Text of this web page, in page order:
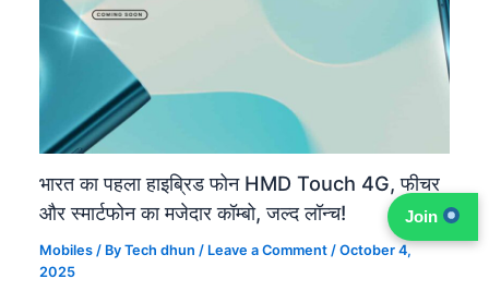
भारत का पहला हाइब्रिड फोन HMD Touch 4G, फीचर
और स्मार्टफोन का मजेदार कॉम्बो, जल्द लॉन्च!
Mobiles / ByTech dhun/ Leave a Comment /October 4,
2025
Join